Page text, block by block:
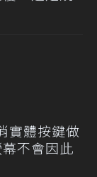
實體按鍵做
不會因此